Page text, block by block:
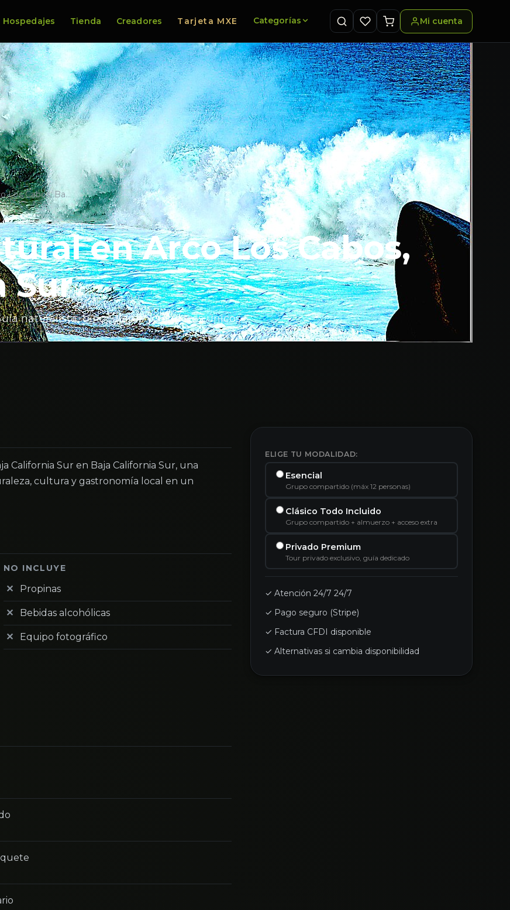
Hospedajes Tienda Creadores Tarjeta MXE Categorías Mi cuenta
Los Cabos, Ba…
en Arco Los Cabos,
Sur
naturalista, binoculares y senderos únicos
California Sur en Baja California Sur, una
cultura y gastronomía local en un
NO INCLUYE
Propinas
Bebidas alcohólicas
Equipo fotográfico
ELIGE TU MODALIDAD:
Esencial
Grupo compartido (máx 12 personas)
Clásico Todo Incluido
Grupo compartido + almuerzo + acceso extra
Privado Premium
Tour privado exclusivo, guía dedicado
✓ Atención 24/7 24/7
✓ Pago seguro (Stripe)
✓ Factura CFDI disponible
✓ Alternativas si cambia disponibilidad